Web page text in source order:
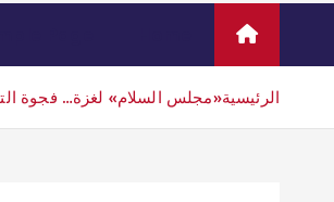
الرئيسية«مجلس السلام» لغزة… فجوة